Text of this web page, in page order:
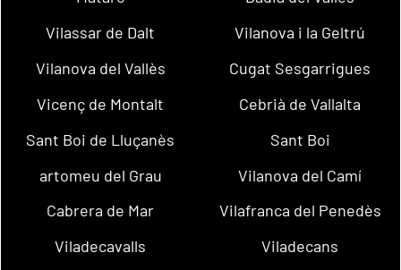
Vilassar de Dalt
Vilanova i la Geltrú
Vilanova del Vallès
Cugat Sesgarrigues
Vicenç de Montalt
Cebrià de Vallalta
Sant Boi de Lluçanès
Sant Boi
artomeu del Grau
Vilanova del Camí
Cabrera de Mar
Vilafranca del Penedès
Viladecavalls
Viladecans